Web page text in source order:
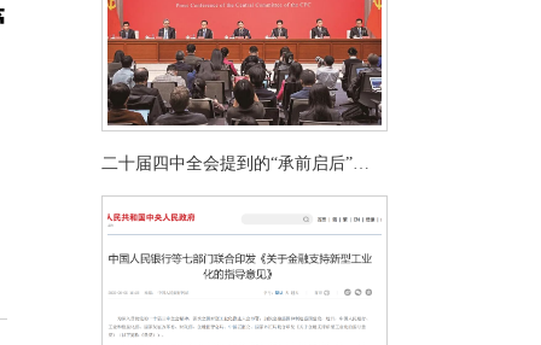
二十届四中全会提到的“承前启后”，